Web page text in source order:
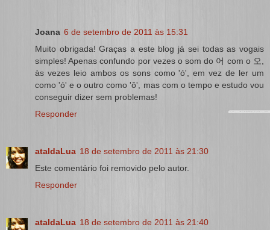
Joana 6 de setembro de 2011 às 15:31
Muito obrigada! Graças a este blog já sei todas as vogais
simples! Apenas confundo por vezes o som do 어 com o 오,
às vezes leio ambos os sons como 'ó', em vez de ler um
como 'ó' e o outro como 'ô', mas com o tempo e estudo vou
conseguir dizer sem problemas!
Responder
ataldaLua 18 de setembro de 2011 às 21:30
Este comentário foi removido pelo autor.
Responder
ataldaLua 18 de setembro de 2011 às 21:40